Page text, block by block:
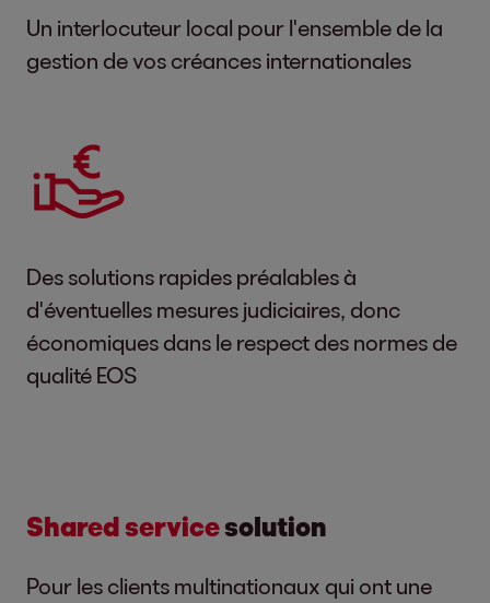
Un interlocuteur local pour l'ensemble de la
gestion de vos créances internationales
Des solutions rapides préalables à
d'éventuelles mesures judiciaires, donc
économiques dans le respect des normes de
qualité EOS
Shared servicesolution
Pour les clients multinationaux qui ont une